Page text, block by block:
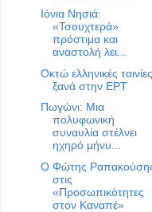
Ιόνια Νησιά:
«Τσουχτερά»
πρόστιμα και
αναστολή λει...
Οκτώ ελληνικές ταινίες
ξανά στην ΕΡΤ
Πωγώνι: Μια
πολυφωνική
συναυλία στέλνει
ηχηρό μήνυ...
Ο Φώτης
στις
«Προσωπικότητες
στον Καναπέ»